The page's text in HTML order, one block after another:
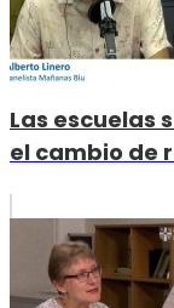
Las escuelas
el cambio de